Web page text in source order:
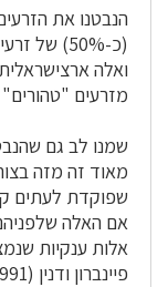
הנבטנו את
(כ-50%)
מזרעים
שמנו לב גם
מאוד זה מזה
שפוקדת לעתים
אם האלה
אלות ענקיות
פיינברון ודנין (1991), הן אלות כלאיים.